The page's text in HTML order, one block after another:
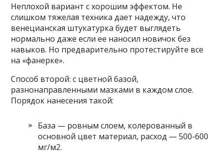
Неплохой вариант с хорошим эффектом. Не
слишком тяжелая техника дает надежду, что
венецианская штукатурка будет выглядеть
нормально даже если ее наносил новичок без
навыков. Но предварительно протестируйте все
на «фанерке».
Способ второй: с цветной базой,
разнонаправленными мазками в каждом слое.
Порядок нанесения такой:
База — ровным слоем, колерованный в
основной цвет материал, расход — 500-600
мг/м2.